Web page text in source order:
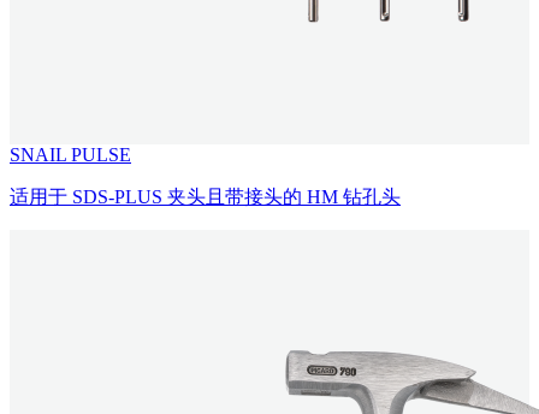
SNAIL PULSE
适用于 SDS-PLUS 夹头且带接头的 HM 钻孔头